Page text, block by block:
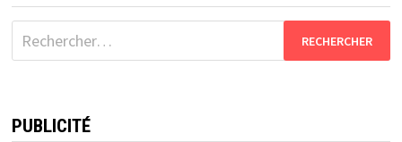
Rechercher :
PUBLICITÉ